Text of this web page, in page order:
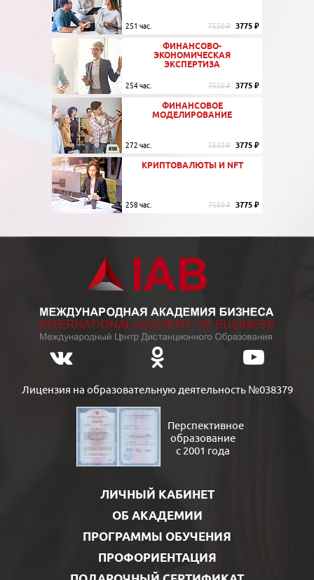
251 час. 7550 ₽ 3775 ₽
ФИНАНСОВО-
ЭКОНОМИЧЕСКАЯ
ЭКСПЕРТИЗА
254 час. 7550 ₽ 3775 ₽
ФИНАНСОВОЕ
МОДЕЛИРОВАНИЕ
272 час. 7550 ₽ 3775 ₽
КРИПТОВАЛЮТЫ И NFT
258 час. 7550 ₽ 3775 ₽
Лицензия на образовательную деятельность №038379
Перспективное
образование
с 2001 года
ЛИЧНЫЙ КАБИНЕТ
ОБ АКАДЕМИИ
ПРОГРАММЫ ОБУЧЕНИЯ
ПРОФОРИЕНТАЦИЯ